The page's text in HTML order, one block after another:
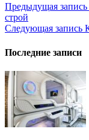
Навигация
по
Предыдущая запись
строй
Следующая запись
Последние записи